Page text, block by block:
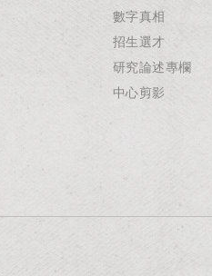
數字真相
招生選才
研究論述專欄
中心剪影